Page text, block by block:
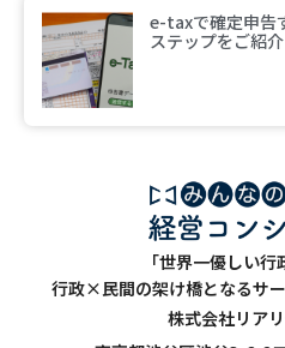
e-taxで確定申告
ステップをご紹介
「世界一優しい行
行政×民間の架け橋となるサー
株式会社リア